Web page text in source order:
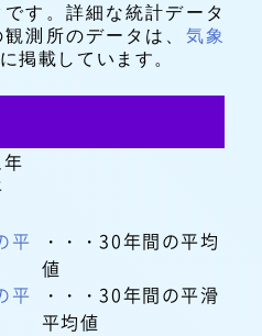
す。詳細な統計データ
測所のデータは、 気象
に掲載しています。
平
・・・30年間の平均
値
平
・・・30年間の平滑
平均値